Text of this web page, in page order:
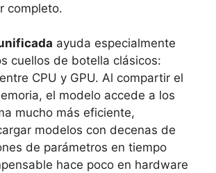
completo.
ayuda especialmente
cuellos de botella clásicos:
CPU y GPU. Al compartir el
el modelo accede a los
mucho más eficiente,
modelos con decenas de
de parámetros en tiempo
hace poco en hardware